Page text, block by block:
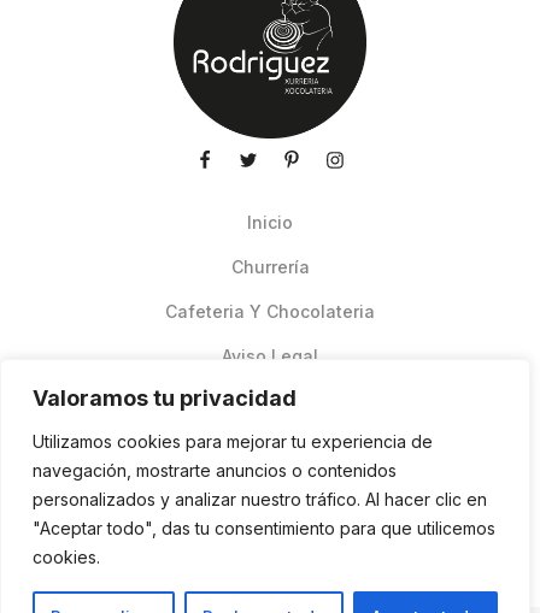
Valoramos tu privacidad
Utilizamos cookies para mejorar tu experiencia de
navegación, mostrarte anuncios o contenidos
personalizados y analizar nuestro tráfico. Al hacer clic en
"Aceptar todo", das tu consentimiento para que utilicemos
cookies.
Inicio
Churrería
Cafeteria Y Chocolateria
Aviso Legal
Pedidos Online Glovo
Contacto